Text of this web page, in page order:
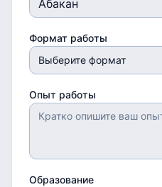
Формат работы
Выберите формат
Опыт работы
Образование